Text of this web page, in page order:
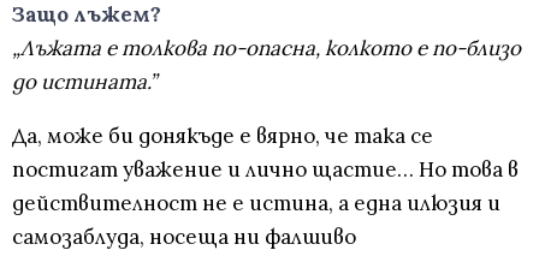
Защо лъжем?
„Лъжата е толкова по-опасна, колкото е по-близо
до истината.”
Да, може би донякъде е вярно, че така се
постигат уважение и лично щастие… Но това в
действителност не е истина, а една илюзия и
самозаблуда, носеща ни фалшиво